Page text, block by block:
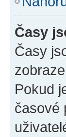
Časy
Časy
Pokud
časové